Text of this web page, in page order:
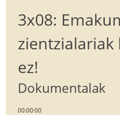
3x08:
zientzialariak
ez!
Dokumentalak
00:00:00